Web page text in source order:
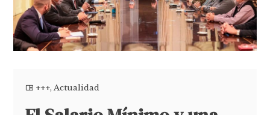
+++,Actualidad